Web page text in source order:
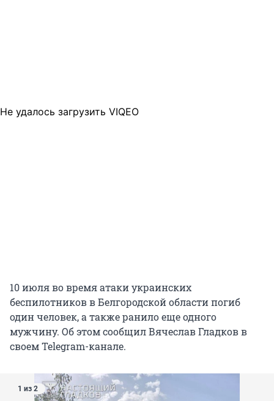
Не удалось загрузить VIQEO
10 июля во время атаки украинских
беспилотников в Белгородской области погиб
один человек, а также ранило еще одного
мужчину. Об этом сообщил Вячеслав Гладков в
своем Telegram-канале.
1 из 2